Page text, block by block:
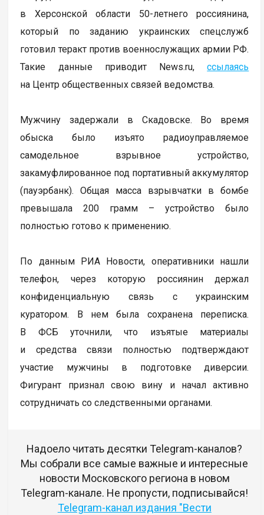
в Херсонской области 50-летнего россиянина,
который по заданию украинских спецслужб
готовил теракт против военнослужащих армии РФ.
Такие данные приводит News.ru,ссылаясь
на Центр общественных связей ведомства.
Мужчину задержали в Скадовске. Во время
обыска было изъято радиоуправляемое
самодельное взрывное устройство,
закамуфлированное под портативный аккумулятор
(пауэрбанк). Общая масса взрывчатки в бомбе
превышала 200 грамм – устройство было
полностью готово к применению.
По данным РИА Новости, оперативники нашли
телефон, через которую россиянин держал
конфиденциальную связь с украинским
куратором. В нем была сохранена переписка.
В ФСБ уточнили, что изъятые материалы
и средства связи полностью подтверждают
участие мужчины в подготовке диверсии.
Фигурант признал свою вину и начал активно
сотрудничать со следственными органами.
Надоело читать десятки Telegram-каналов?
Мы собрали все самые важные и интересные
новости Московского региона в новом
Telegram-канале. Не пропусти, подписывайся!
Telegram-канал издания "Вести